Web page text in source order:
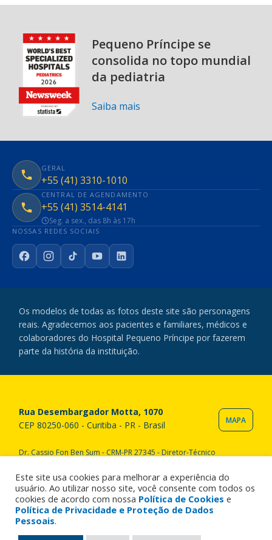
Pequeno Príncipe se
consolida no topo mundial
da pediatria
Saiba mais
GERAL
+55 (41) 3310-1010
CENTRAL DE AGENDAMENTO
+55 (41) 3514-4141
Seg. a sex., das 8h às 17h
NOSSAS REDES SOCIAIS
FacebookInstagram
TikTokYouTubeLinkedIn
Os modelos de todas as fotos deste site são personagens
reais. Agradecemos aos pacientes e familiares, médicos e
colaboradores do Hospital Pequeno Príncipe por fazerem
parte da história da instituição.
Rua Desembargador Motta, 1070
CEP 80250-060 - Curitiba - PR - Brasil
MAPA
Dr. Cassio Fon Ben Sum - CRM-PR 27345 - Diretor-Técnico
reservados. All rights reserved.
Este site usa cookies para melhorar a experiência do
usuário. Ao utilizar nosso site, você consente com todos os
cookies de acordo com nossa Política de Cookies e
Política de Privacidade e Proteção de Dados
Pessoais.